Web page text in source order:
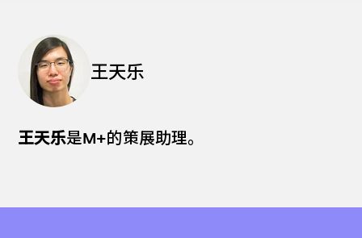
王天乐
王天乐是M+的策展助理。